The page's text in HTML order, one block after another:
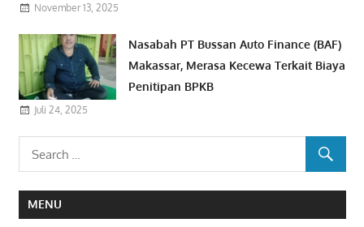
November 13, 2025
Nasabah PT Bussan Auto Finance (BAF)
Makassar, Merasa Kecewa Terkait Biaya
Penitipan BPKB
Juli 24, 2025
MENU